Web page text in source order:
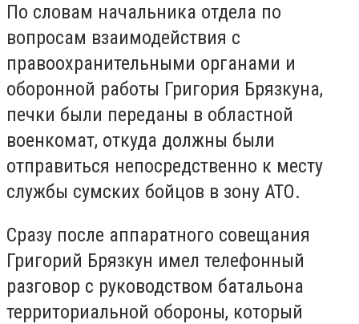
По словам начальника отдела по
вопросам взаимодействия с
правоохранительными органами и
оборонной работы Григория Брязкуна,
печки были переданы в областной
военкомат, откуда должны были
отправиться непосредственно к месту
службы сумских бойцов в зону АТО.
Сразу после аппаратного совещания
Григорий Брязкун имел телефонный
разговор с руководством батальона
территориальной обороны, который